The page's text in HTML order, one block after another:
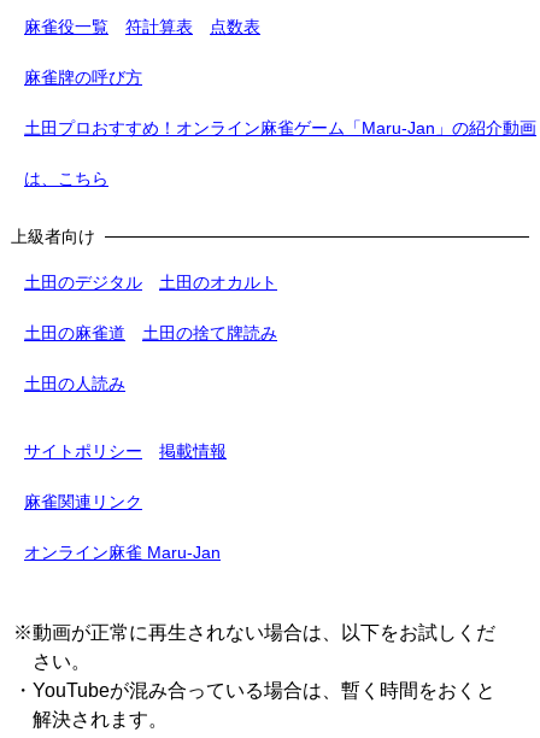
麻雀役一覧 符計算表 点数表
麻雀牌の呼び方
土田プロおすすめ！オンライン麻雀ゲーム「Maru-Jan」の紹介動画
は、こちら
上級者向け
土田のデジタル 土田のオカルト
土田の麻雀道 土田の捨て牌読み
土田の人読み
サイトポリシー 掲載情報
麻雀関連リンク
オンライン麻雀 Maru-Jan
※動画が正常に再生されない場合は、以下をお試しくだ
さい。
・YouTubeが混み合っている場合は、暫く時間をおくと
解決されます。